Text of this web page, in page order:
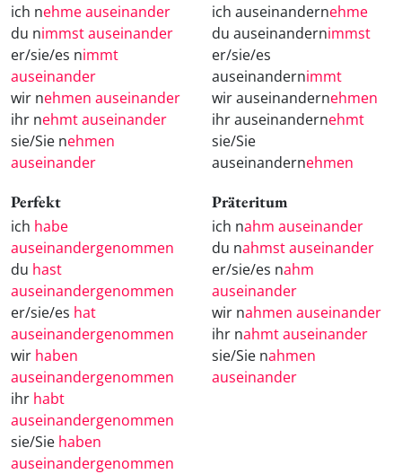
ich nehme auseinander
du nimmst auseinander
er/sie/es nimmt
auseinander
wir nehmen auseinander
ihr nehmt auseinander
sie/Sie nehmen
auseinander
ich auseinandernehme
du auseinandernimmst
er/sie/es
auseinandernimmt
wir auseinandernehmen
ihr auseinandernehmt
sie/Sie
auseinandernehmen
Perfekt
ich habe
auseinandergenommen
du hast
auseinandergenommen
er/sie/es hat
auseinandergenommen
wir haben
auseinandergenommen
ihr habt
auseinandergenommen
sie/Sie haben
auseinandergenommen
Präteritum
ich nahm auseinander
du nahmst auseinander
er/sie/es nahm
auseinander
wir nahmen auseinander
ihr nahmt auseinander
sie/Sie nahmen
auseinander